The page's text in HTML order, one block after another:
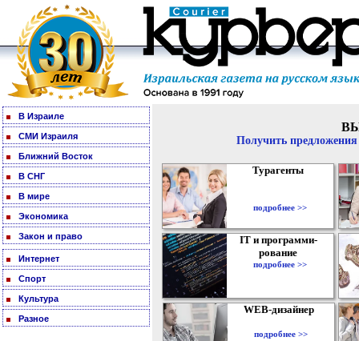
В Израиле
СМИ Израиля
Ближний Восток
В СНГ
В мире
Экономика
Закон и право
Интернет
Спорт
Культура
Разное
Получить
Турагенты
подробнее >>
IT и программи-
рование
подробнее >>
WEB-дизайнер
подробнее >>